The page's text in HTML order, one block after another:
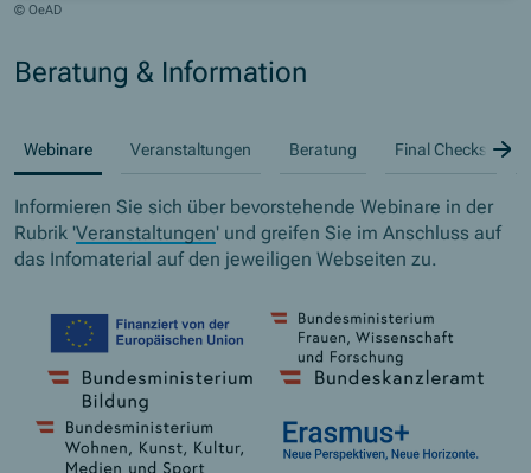
© OeAD
Beratung & Information
Webinare Veranstaltungen Beratung Final Checks
Informieren Sie sich über bevorstehende Webinare in der
Rubrik 'Veranstaltungen' und greifen Sie im Anschluss auf
das Infomaterial auf den jeweiligen Webseiten zu.